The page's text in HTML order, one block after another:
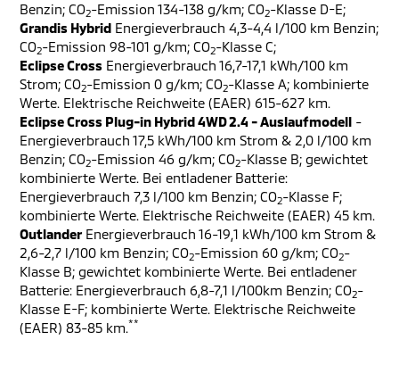
Benzin; CO2-Emission 134-138 g/km; CO2-Klasse D-E;
Grandis Hybrid Energieverbrauch 4,3-4,4 l/100 km Benzin;
CO2-Emission 98-101 g/km; CO2-Klasse C;
Eclipse Cross Energieverbrauch 16,7-17,1 kWh/100 km
Strom; CO2-Emission 0 g/km; CO2-Klasse A; kombinierte
Werte. Elektrische Reichweite (EAER) 615-627 km.
Eclipse Cross Plug-in Hybrid 4WD 2.4 - Auslaufmodell -
Energieverbrauch 17,5 kWh/100 km Strom & 2,0 l/100 km
Benzin; CO2-Emission 46 g/km; CO2-Klasse B; gewichtet
kombinierte Werte. Bei entladener Batterie:
Energieverbrauch 7,3 l/100 km Benzin; CO2-Klasse F;
kombinierte Werte. Elektrische Reichweite (EAER) 45 km.
Outlander Energieverbrauch 16-19,1 kWh/100 km Strom &
2,6-2,7 l/100 km Benzin; CO2-Emission 60 g/km; CO2-
Klasse B; gewichtet kombinierte Werte. Bei entladener
Batterie: Energieverbrauch 6,8-7,1 l/100km Benzin; CO2-
Klasse E-F; kombinierte Werte. Elektrische Reichweite
(EAER) 83-85 km.**